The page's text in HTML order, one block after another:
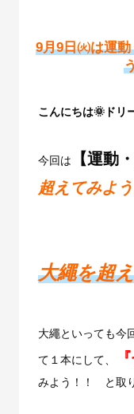
9月9日㈫は運
こんにちは🌞ドリ
今回は 【運動
超えてみよう
大繩を超
大繩といっても今
て１本にして、
みよう！！ と取